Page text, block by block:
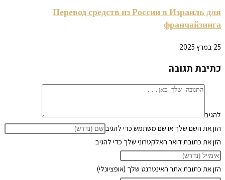
Перевод средств из России в Израиль для
франчайзинга
25 במרץ 2025
כתיבת תגובה
להגיב
הזן את השם שלך או שם משתמש כדי להגיב
הזן את כתובת דואר האלקטרוני שלך כדי להגיב
הזן את כתובת אתר האינטרנט שלך (אופציונלי)